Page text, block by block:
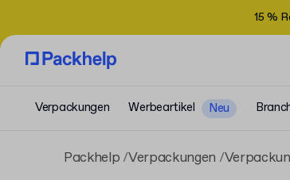
15 %
Verpackungen Werbeartikel Neu
Packhelp Verpackungen